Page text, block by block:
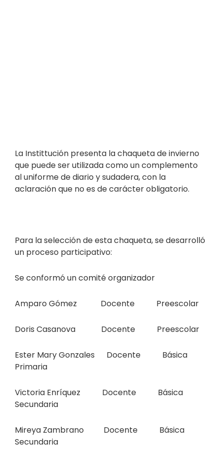
La Instittución presenta la chaqueta de invierno
que puede ser utilizada como un complemento
al uniforme de diario y sudadera, con la
aclaración que no es de carácter obligatorio.
Para la selección de esta chaqueta, se desarrolló
un proceso participativo:
Se conformó un comité organizador
Amparo Gómez Docente Preescolar
Doris Casanova Docente Preescolar
Ester Mary Gonzales Docente Básica
Primaria
Victoria Enríquez Docente Básica
Secundaria
Mireya Zambrano Docente Básica
Secundaria